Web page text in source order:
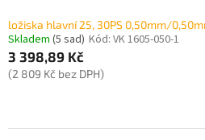
ložiska hlavní 25, 30PS 0,50mm/
Skladem (5 sad) Kód: VK 1605-050-1
3 398,89 Kč
(2 809 Kč bez DPH)